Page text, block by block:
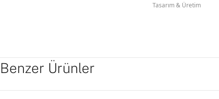
Tasarım & Üretim
Benzer Ürünler